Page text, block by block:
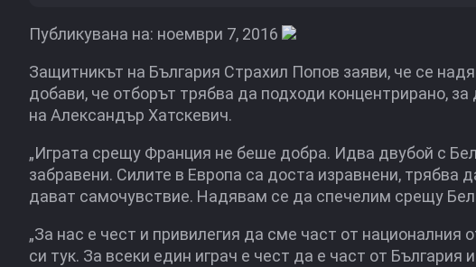
Публикувана на: ноември 7, 2016
Защитникът на България Страхил Попов заяви, че се
добави, че отборът трябва да подходи концентрирано,
на Александър Хатскевич.
„Играта срещу Франция не беше добра. Идва двубой с
забравени. Силите в Европа са доста изравнени,
дават самочувствие. Надявам се да спечелим срещу
„За нас е чест и привилегия да сме част от националния
си тук. За всеки един играч е чест да е част от